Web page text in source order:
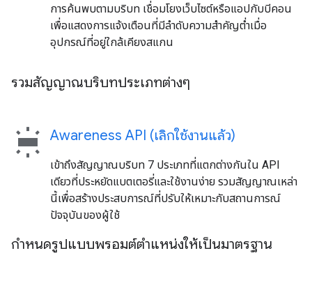
การค้นพบตามบริบท เชื่อมโยงเว็บไซต์หรือแอปกับบีคอน
เพื่อแสดงการแจ้งเตือนที่มีลำดับความสำคัญต่ำเมื่อ
อุปกรณ์ที่อยู่ใกล้เคียงสแกน
รวมสัญญาณบริบทประเภทต่างๆ
wb_iridescent Awareness API (เลิกใช้งานแล้ว)
เข้าถึงสัญญาณบริบท 7 ประเภทที่แตกต่างกันใน API
เดียวที่ประหยัดแบตเตอรี่และใช้งานง่าย รวมสัญญาณเหล่า
นี้เพื่อสร้างประสบการณ์ที่ปรับให้เหมาะกับสถานการณ์
ปัจจุบันของผู้ใช้
กำหนดรูปแบบพรอมต์ตำแหน่งให้เป็นมาตรฐาน